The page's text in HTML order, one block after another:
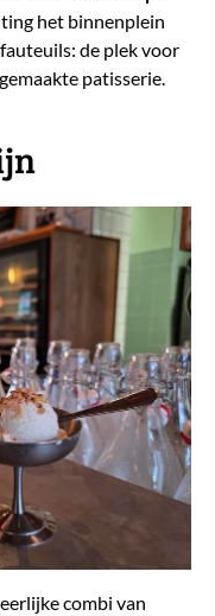
het binnenplein
de plek voor
patisserie.
combi van